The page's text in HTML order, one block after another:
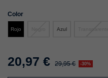
Color
Rojo Azul
20,97 € 29,95 € -30%